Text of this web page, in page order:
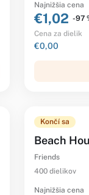
Najnižšia cena
€1,02 -97
Cena za dielik
€0,00
Končí sa
Beach
Friends
400 dielikov
Najnižšia cena